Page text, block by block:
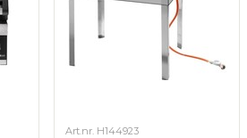
Art.nr. H144923